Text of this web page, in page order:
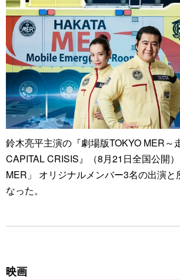
鈴木亮平主演の『劇場版TOKYO MER～
CAPITAL CRISIS』（8月21日全国公開
MER」 オリジナルメンバー3名の出演と
なった。
映画